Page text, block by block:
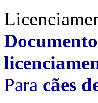
Para cães